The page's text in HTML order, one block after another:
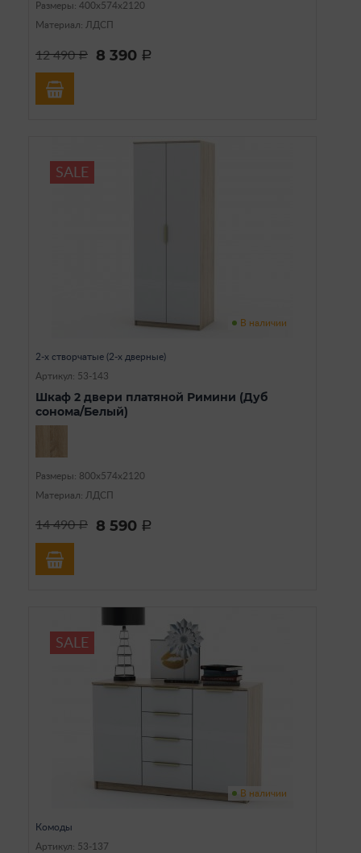
Размеры: 400х574х2120
Материал: ЛДСП
12 490a 8 390 a
SALE
В наличии
2-х створчатые (2-х дверные)
Артикул: 53-143
Шкаф 2 двери платяной Римини (Дуб
сонома/Белый)
Размеры: 800х574х2120
Материал: ЛДСП
14 490a 8 590 a
SALE
В наличии
Комоды
Артикул: 53-137